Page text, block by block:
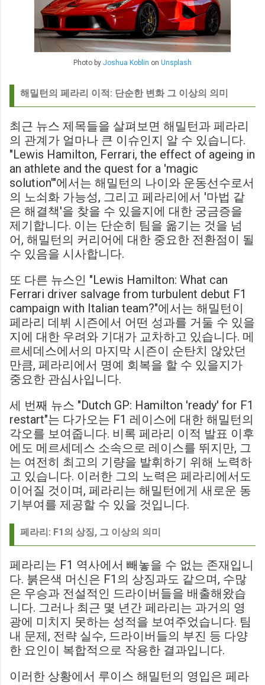
Photo by Joshua Koblin on Unsplash
해밀턴의 페라리 이적: 단순한 변화 그 이상의 의미
최근 뉴스 제목들을 살펴보면 해밀턴과 페라리
의 관계가 얼마나 큰 이슈인지 알 수 있습니다.
"Lewis Hamilton, Ferrari, the effect of ageing in
an athlete and the quest for a 'magic
solution'"에서는 해밀턴의 나이와 운동선수로서
의 노쇠화 가능성, 그리고 페라리에서 '마법 같
은 해결책'을 찾을 수 있을지에 대한 궁금증을
제기합니다. 이는 단순히 팀을 옮기는 것을 넘
어, 해밀턴의 커리어에 대한 중요한 전환점이 될
수 있음을 시사합니다.
또 다른 뉴스인 "Lewis Hamilton: What can
Ferrari driver salvage from turbulent debut F1
campaign with Italian team?"에서는 해밀턴이
페라리 데뷔 시즌에서 어떤 성과를 거둘 수 있을
지에 대한 우려와 기대가 교차하고 있습니다. 메
르세데스에서의 마지막 시즌이 순탄치 않았던
만큼, 페라리에서 명예 회복을 할 수 있을지가
중요한 관심사입니다.
세 번째 뉴스 "Dutch GP: Hamilton 'ready' for F1
restart"는 다가오는 F1 레이스에 대한 해밀턴의
각오를 보여줍니다. 비록 페라리 이적 발표 이후
에도 메르세데스 소속으로 레이스를 뛰지만, 그
는 여전히 최고의 기량을 발휘하기 위해 노력하
고 있습니다. 이러한 그의 노력은 페라리에서도
이어질 것이며, 페라리는 해밀턴에게 새로운 동
기부여를 제공할 수 있을 것입니다.
페라리: F1의 상징, 그 이상의 의미
페라리는 F1 역사에서 빼놓을 수 없는 존재입니
다. 붉은색 머신은 F1의 상징과도 같으며, 수많
은 우승과 전설적인 드라이버들을 배출해왔습
니다. 그러나 최근 몇 년간 페라리는 과거의 영
광에 미치지 못하는 성적을 보여주었습니다. 팀
내 문제, 전략 실수, 드라이버들의 부진 등 다양
한 요인이 복합적으로 작용한 결과입니다.
이러한 상황에서 루이스 해밀턴의 영입은 페라